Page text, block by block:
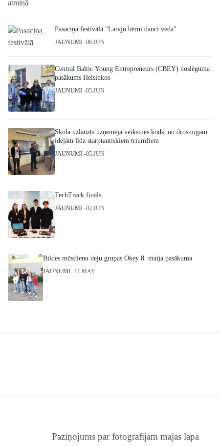
Pasaciņa festivālā "Latvju bērni danci veda"
JAUNUMI 08.JUN
Central Baltic Young Entrepreneurs (CBEY) noslēguma
pasākums Helsinkos
JAUNUMI 05.JUN
Skolā uzlauzts uzņēmēja veiksmes kods: no drosmīgām
idejām līdz starptautiskiem triumfiem
JAUNUMI 05.JUN
TechTrack fināls
JAUNUMI 02.JUN
Bildes mūsdienu deju grupas Okey 8. maija pasākuma
JAUNUMI 11.MAY
Paziņojums par fotogrāfijām mājas lapā